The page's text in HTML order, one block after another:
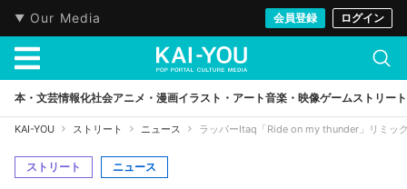
Our Media 会員登録 ログイン
本・文芸情報化社会アニメ・漫画イラスト・アート音楽・映像ゲームストリート
KAI-YOU ストリート ニュース ラッパーItaq「Ride on my thunder」リミッ
ストリート ニュース